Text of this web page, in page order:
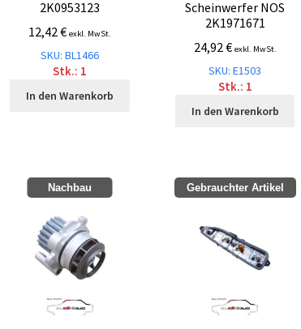
2K0953123
12,42€ exkl. MwSt.
SKU: BL1466
Stk.: 1
In den Warenkorb
Scheinwerfer NOS
2K1971671
24,92€ exkl. MwSt.
SKU: E1503
Stk.: 1
In den Warenkorb
Nachbau Gebrauchter Artikel